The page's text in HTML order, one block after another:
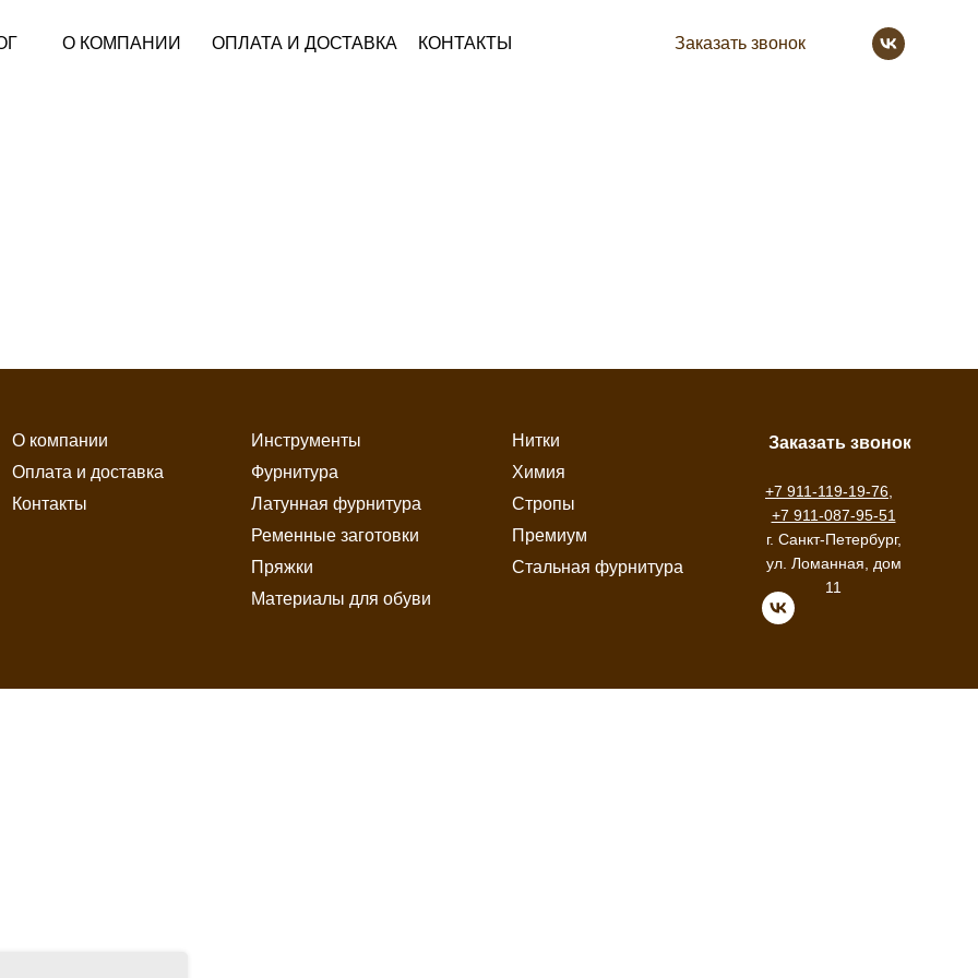
О КОМПАНИИ ОПЛАТА И ДОСТАВКА КОНТАКТЫ Заказать звонок
О компании
Оплата и доставка
Контакты
Инструменты
Фурнитура
Латунная фурнитура
Ременные заготовки
Материалы для обуви
Пряжки
Нитки
Химия
Стропы
Премиум
Стальная фурнитура
Заказать звонок
+7 911-119-19-76
+7 911-087-95-51
г. Санкт-Петербург,
ул. Ломанная, дом
11